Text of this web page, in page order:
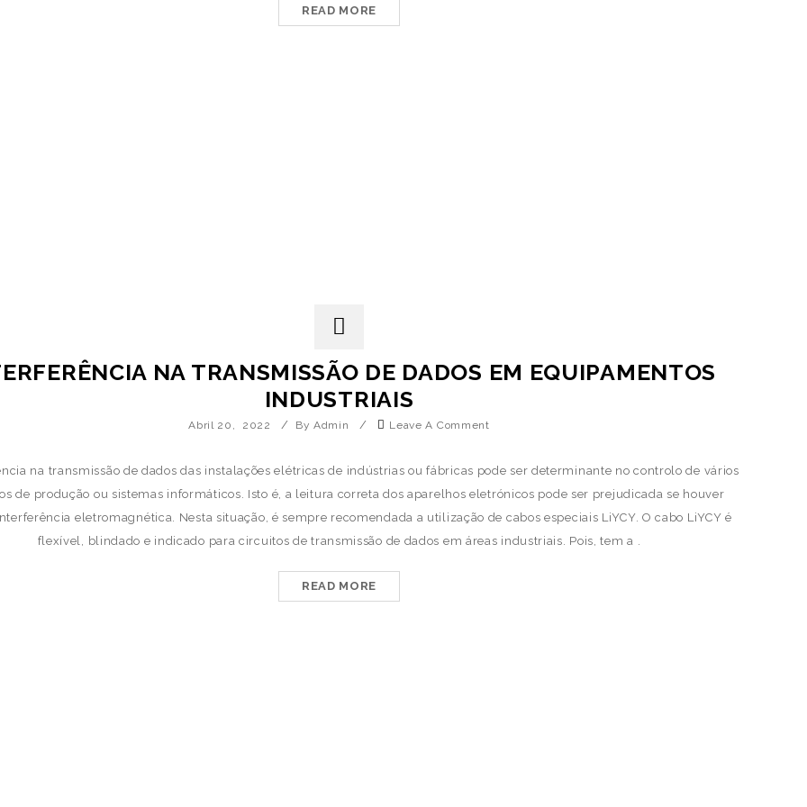
READ MORE
NA TRANSMISSÃO DE DADOS EM EQUIPAMENTOS
INDUSTRIAIS
Abril 20, 2022 / By Admin / Leave A Comment
na transmissão de dados das instalações elétricas de indústrias ou fábricas pode ser determinante no controlo de vários
de produção ou sistemas informáticos. Isto é, a leitura correta dos aparelhos eletrónicos pode ser prejudicada se houver
eletromagnética. Nesta situação, é sempre recomendada a utilização de cabos especiais LiYCY. O cabo LiYCY é
flexível, blindado e indicado para circuitos de transmissão de dados em áreas industriais. Pois, tem a .
READ MORE